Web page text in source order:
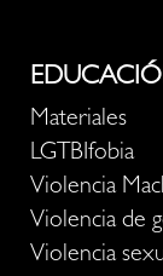
Materiales
LGTBIfobia
Violencia
Violencia de
Violencia